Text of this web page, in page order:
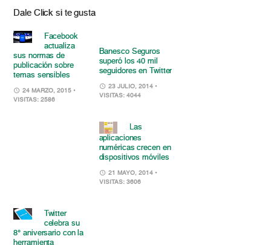
Dale Click si te gusta
Facebook
actualiza
sus normas de
publicación sobre
temas sensibles
24 MARZO, 2015 •
VISITAS: 2586
Banesco Seguros
superó los 40 mil
seguidores en Twitter
23 JULIO, 2014 •
VISITAS: 4044
Las
aplicaciones
numéricas crecen en
dispositivos móviles
21 MAYO, 2014 •
VISITAS: 3606
Twitter
celebra su
8° aniversario con la
herramienta